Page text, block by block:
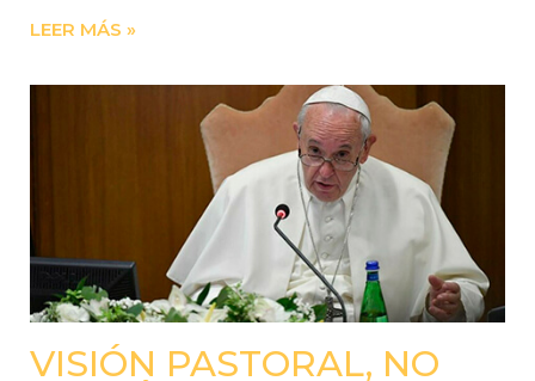
LEER MÁS »
VISIÓN PASTORAL, NO